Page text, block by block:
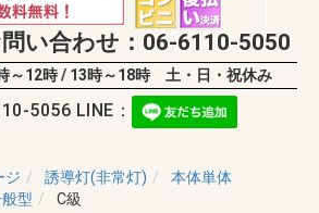
い合わせ：06-6110-5050
～12時 / 13時～18時 土・日・祝休み
5056 LINE：
ジ 誘導灯(非常灯)
本体単体
型 C級